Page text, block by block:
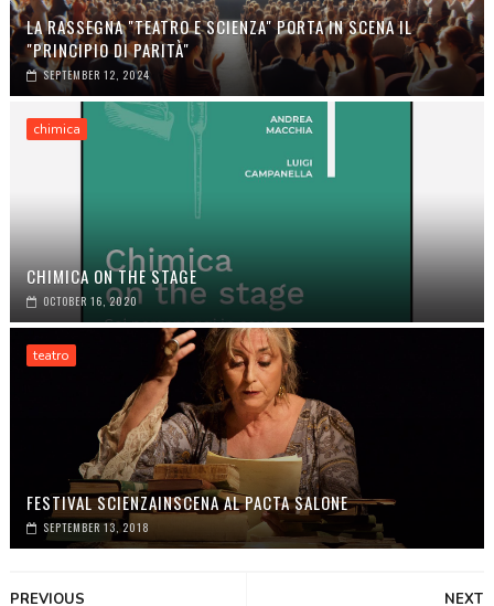
LA RASSEGNA "TEATRO E SCIENZA" PORTA IN SCENA IL
"PRINCIPIO DI PARITÀ"
SEPTEMBER 12, 2024
chimica
CHIMICA ON THE STAGE
OCTOBER 16, 2020
teatro
FESTIVAL SCIENZAINSCENA AL PACTA SALONE
SEPTEMBER 13, 2018
NEXT
PREVIOUS